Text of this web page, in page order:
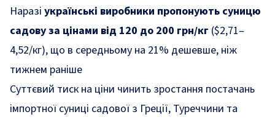
Наразі українські виробники пропонують суницю
садову за цінами від 120 до 200 грн/кг ($2,71–
4,52/кг), що в середньому на 21% дешевше, ніж
тижнем раніше
Суттєвий тиск на ціни чинить зростання постачань
імпортної суниці садової з Греції, Туреччини та